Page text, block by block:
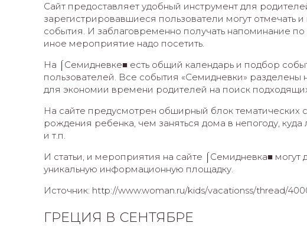
Сайт предоставляет удобный инструмент для
зарегистрировавшиеся пользователи могут отмечать
события. И заблаговременно получать напоминание
иное мероприятие надо посетить.
На ⌠Семидневке■ есть общий календарь и подбор
пользователей. Все события «Семидневки» разделены
для экономии времени родителей на поиск
На сайте предусмотрен обширный блок тематических
рождения ребенка, чем заняться дома в непогоду,
и т.п.
И статьи, и мероприятия на сайте ⌠Семидневка■ могут
уникальную информационную площадку.
Источник: http://www.woman.ru/kids/vacationss/thread/
ГРЕЦИЯ В СЕНТЯБРЕ